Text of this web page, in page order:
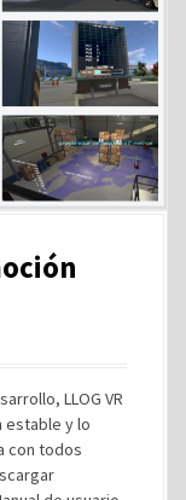
LLOG VR
estable y lo
con todos